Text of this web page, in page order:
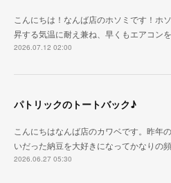
こんにちは！なんば店のホソミです！ホ
昇する気温に耐え兼ね、早くもエアコン
2026.07.12 02:00
パトリックのトートバック♪
こんにちはなんば店のカワベです。昨年
いだった納豆を大好きになってかなりの
2026.06.27 05:30